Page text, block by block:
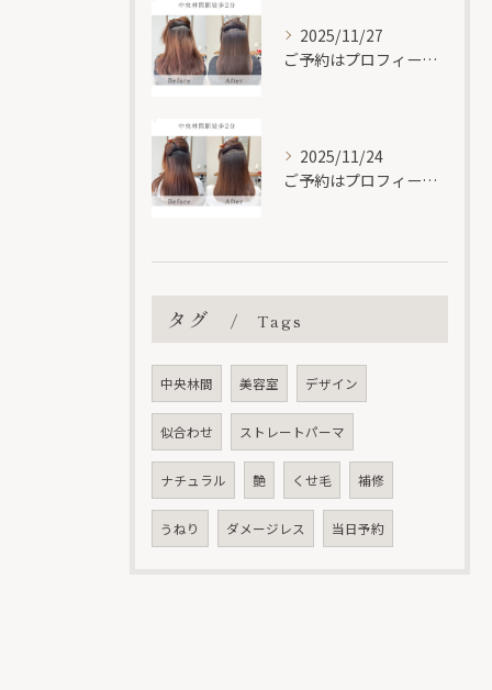
2025/11/27
ご予約はプロフィールのURLもしくは DMからお願いします🔗
2025/11/24
ご予約はプロフィールのURLもしくは DMからお願いします🔗
タグ Tags
中央林間 美容室 デザイン
似合わせ ストレートパーマ
ナチュラル 艶 くせ毛 補修
うねり ダメージレス 当日予約